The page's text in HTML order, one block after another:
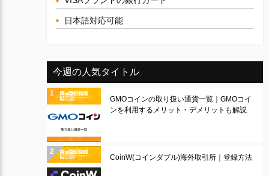
日本語対応可能
今週の人気タイトル
GMOコインの取り扱い通貨一覧｜GMOコイ
ンを利用するメリット・デメリットも解説
CoinW(コインダブル)海外取引所｜登録方法